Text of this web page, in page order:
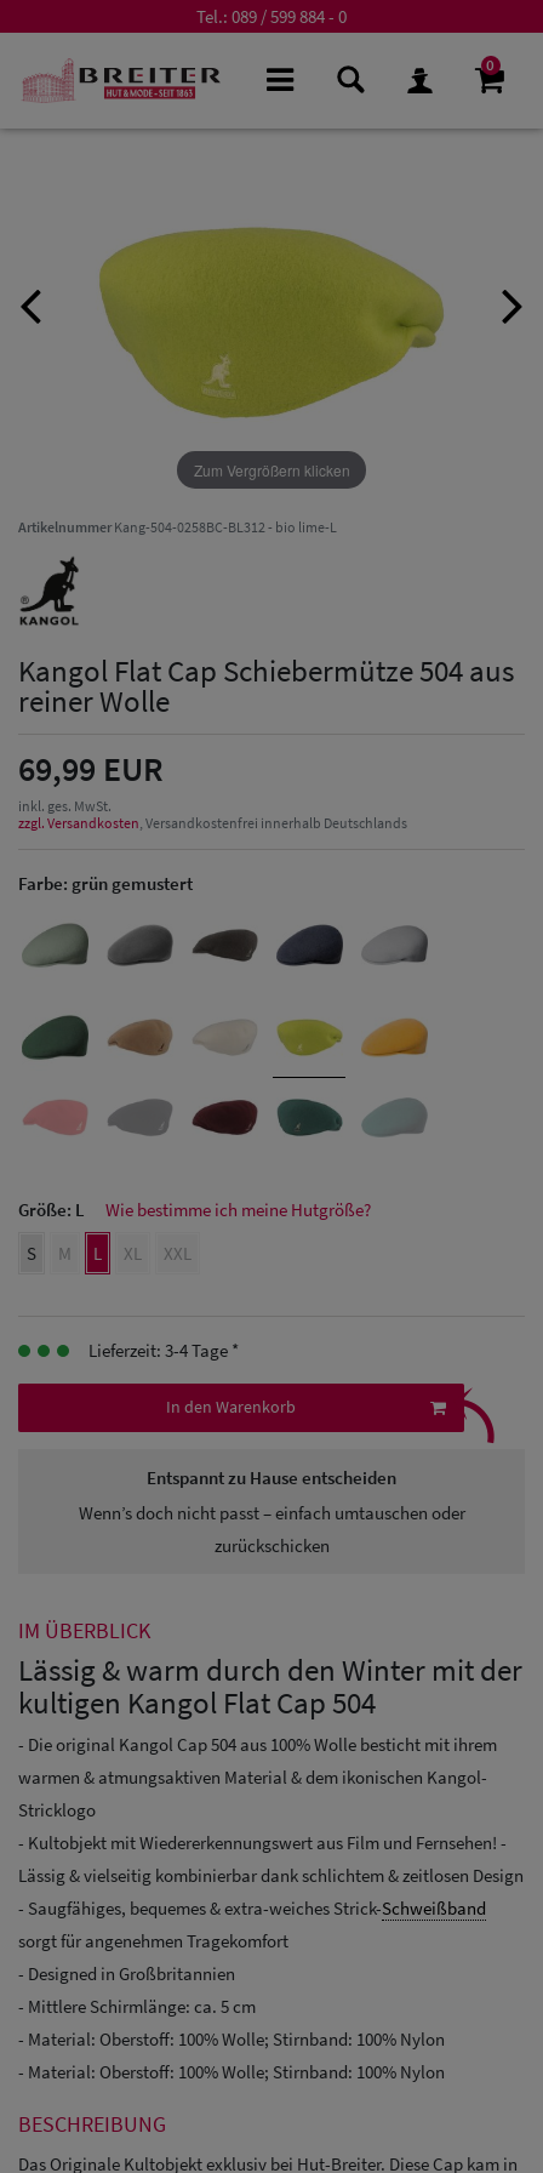
Tel.: 089 / 599 884 - 0
0
Herren Caps
Baseball Cpas
Herren UV-
Herren
Sonnenschilder
& Visoren
Zum Vergrößern klicken
ArtikelnummerKang-504-0258BC-BL312 - bio lime-L
Kangol Flat Cap Schiebermütze 504 aus
reiner Wolle
69,99 EUR
inkl. ges. MwSt.
zzgl. Versandkosten , Versandkostenfrei innerhalb Deutschlands
Farbe: grün gemustert
Größe: L
Wie bestimme ich meine Hutgröße?
S
M L XL XXL
Lieferzeit: 3-4 Tage *
In den Warenkorb
Entspannt zu Hause entscheiden
Wenn’s doch nicht passt – einfach umtauschen oder
zurückschicken
⤹
IM ÜBERBLICK
Lässig & warm durch den Winter mit der
kultigen Kangol Flat Cap 504
- Die original Kangol Cap 504 aus 100% Wolle besticht mit ihrem
warmen & atmungsaktiven Material & dem ikonischen Kangol-
Stricklogo
- Kultobjekt mit Wiedererkennungswert aus Film und Fernsehen! -
Lässig & vielseitig kombinierbar dank schlichtem & zeitlosen Design
- Saugfähiges, bequemes & extra-weiches Strick-Schweißband
sorgt für angenehmen Tragekomfort
- Designed in Großbritannien
- Mittlere Schirmlänge: ca. 5 cm
- Material: Oberstoff: 100% Wolle; Stirnband: 100% Nylon
- Material: Oberstoff: 100% Wolle; Stirnband: 100% Nylon
BESCHREIBUNG
Das Originale Kultobjekt exklusiv bei Hut-Breiter. Diese Cap kam in